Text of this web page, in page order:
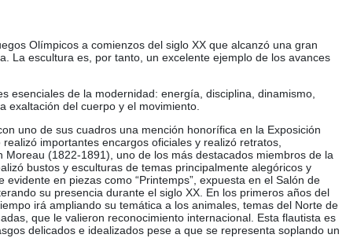
Olímpicos a comienzos del siglo XX que alcanzó una gran
La escultura es, por tanto, un excelente ejemplo de los avances
esenciales de la modernidad: energía, disciplina, dinamismo,
exaltación del cuerpo y el movimiento.
uno de sus cuadros una mención honorífica en la Exposición
importantes encargos oficiales y realizó retratos,
(1822-1891), uno de los más destacados miembros de la
bustos y esculturas de temas principalmente alegóricos y
en piezas como “Printemps”, expuesta en el Salón de
su presencia durante el siglo XX. En los primeros años del
irá ampliando su temática a los animales, temas del Norte de
que le valieron reconocimiento internacional. Esta flautista es
delicados e idealizados pese a que se representa soplando un